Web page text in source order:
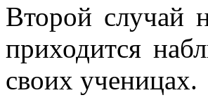
Второй случай
приходится
своих ученицах.